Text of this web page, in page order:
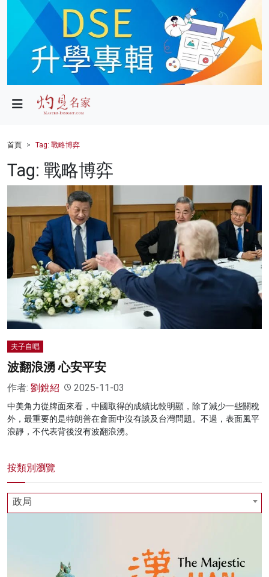
政局
財經
健康
商業
科技
影片
名家榜
灼見活動
首頁 Tag: 戰略博弈
Tag: 戰略博弈
夫子自唱
波翻浪湧 心安平安
作者: 劉銳紹 2025-11-03
中美角力從牌面來看，中國取得的成績比較明顯，除了減少一些關稅
外，最重要的是特朗普在會面中沒有談及台灣問題。不過，表面風平
浪靜，不代表背後沒有波翻浪湧。
按類別瀏覽
政局